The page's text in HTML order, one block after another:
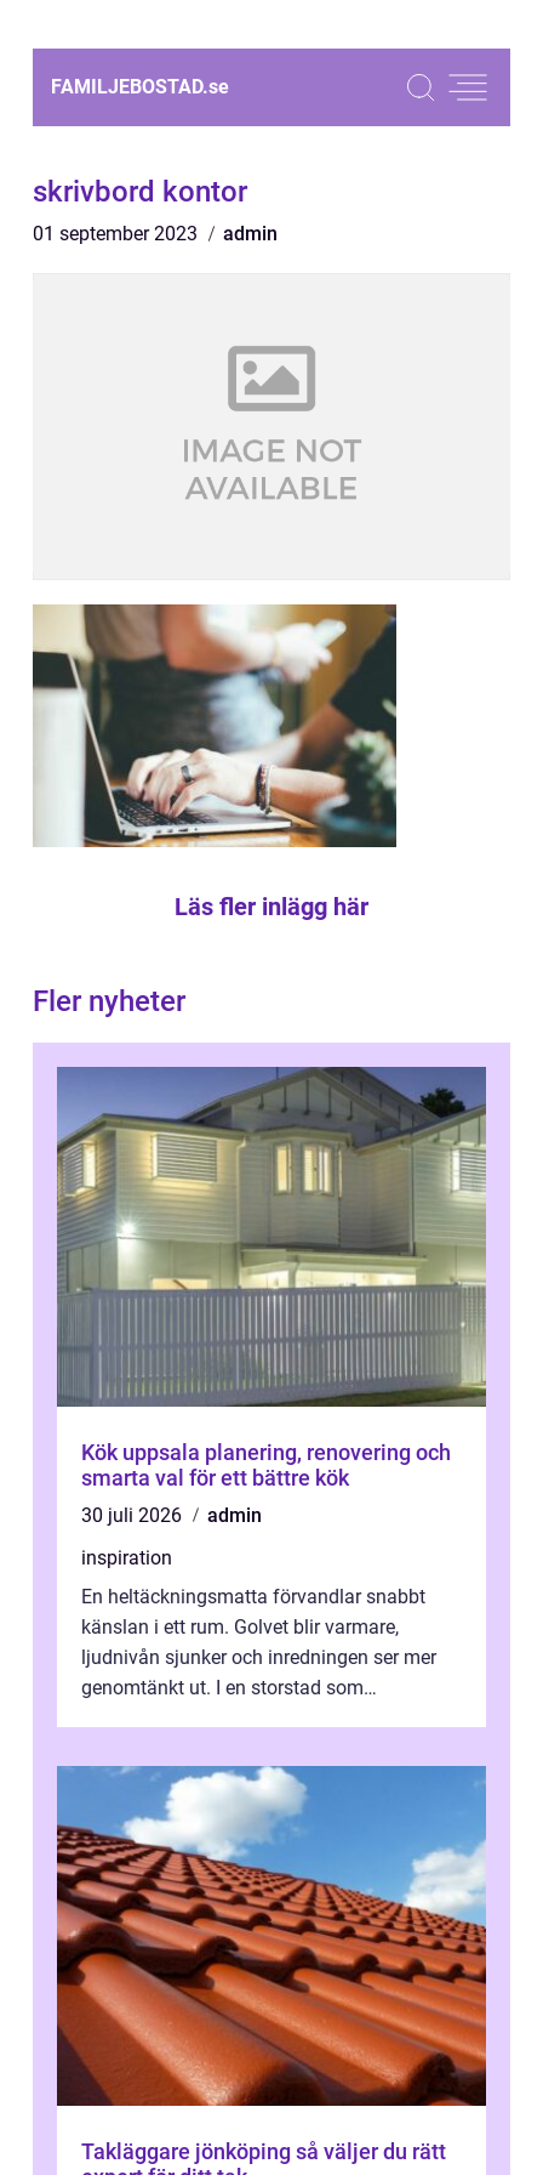
FAMILJEBOSTAD.se
skrivbord kontor
01 september 2023 admin
Läs fler inlägg här
Fler nyheter
Kök uppsala planering, renovering och
smarta val för ett bättre kök
30 juli 2026
admin
inspiration
En heltäckningsmatta förvandlar snabbt
känslan i ett rum. Golvet blir varmare,
ljudnivån sjunker och inredningen ser mer
genomtänkt ut. I en storstad som
Takläggare jönköping så väljer du rätt